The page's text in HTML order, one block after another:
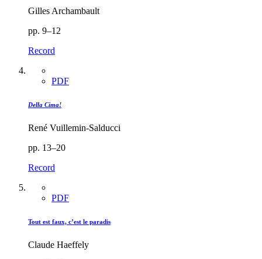
Gilles Archambault
pp. 9–12
Record
PDF
Della Cima!
René Vuillemin-Salducci
pp. 13–20
Record
PDF
Tout est faux, c’est le paradis
Claude Haeffely